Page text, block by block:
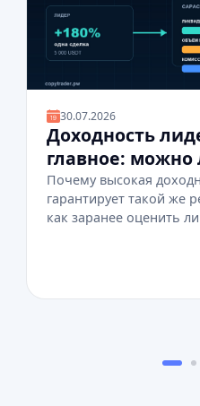
30.07.2026
Доходность
главное: можно
его сделки
Почему высокая
гарантирует такой же
как заранее оценить